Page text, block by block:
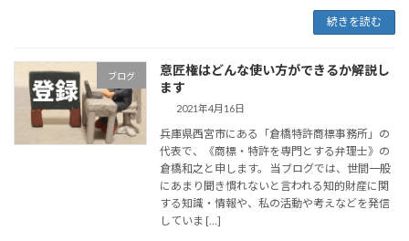
続きを読む
ブログ
意匠権はどんな使い方ができるか解説し
ます
2021年4月16日
兵庫県西宮市にある「倉橋特許商標事務所」の
代表で、《商標・特許を専門とする弁理士》の
倉橋和之と申します。 当ブログでは、世間一般
にあまり聞き慣れないと言われる知的財産に関
する知識・情報や、私の活動や考えなどを発信
していま […]